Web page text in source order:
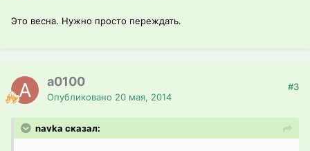
Это весна. Нужно просто переждать.
a0100
Опубликовано 20 мая, 2014
#3
navka сказал: